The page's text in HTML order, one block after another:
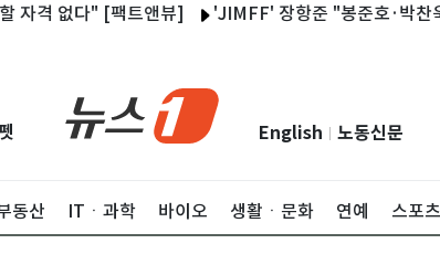
다" [팩트앤뷰] 'JIMFF' 장항준 "봉준호·박찬욱, 날 좋
English 노동신문
동산 ITㆍ과학 바이오 생활ㆍ문화 연예 스포츠